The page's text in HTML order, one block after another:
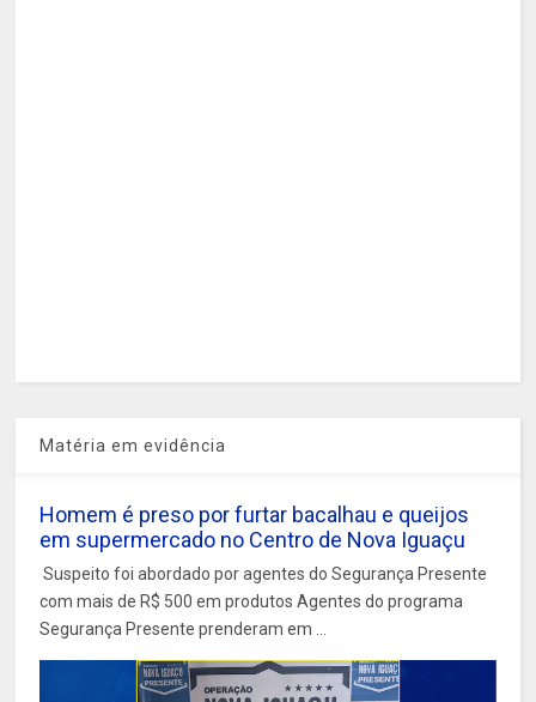
Matéria em evidência
Homem é preso por furtar bacalhau e queijos
em supermercado no Centro de Nova Iguaçu
Suspeito foi abordado por agentes do Segurança Presente
com mais de R$ 500 em produtos Agentes do programa
Segurança Presente prenderam em ...